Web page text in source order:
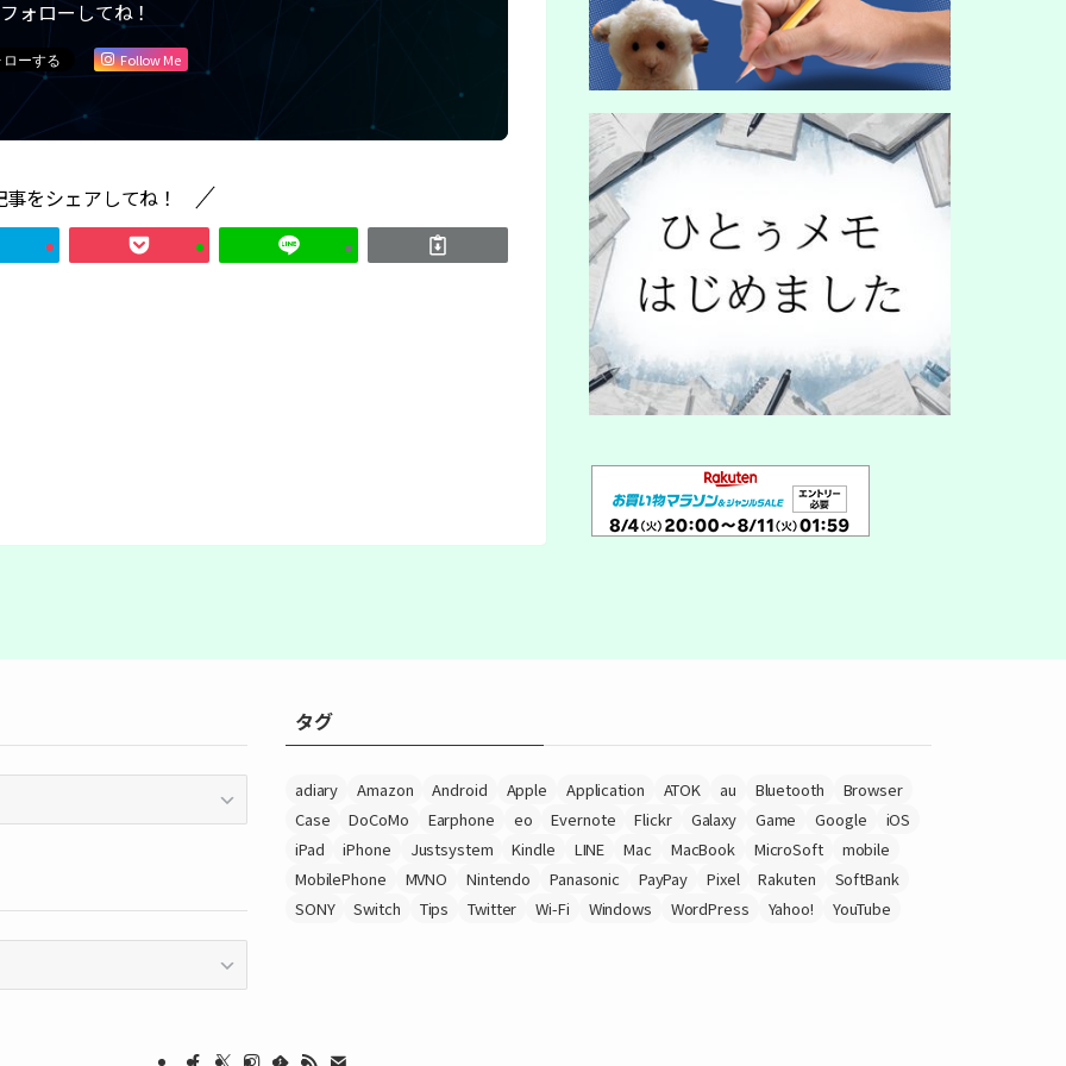
ォローしてね！
Follow Me
をシェアしてね！
タグ
adiary Amazon Android Apple Application ATOK au Bluetooth
Browser
Case
DoCoMo Earphone eo Evernote Flickr Galaxy Game Google
iOS
iPad
iPhone Justsystem Kindle LINE Mac MacBook MicroSoft
mobile
MobilePhone
MVNO Nintendo Panasonic PayPay Pixel Rakuten
SoftBank
SONY
Switch Tips Twitter Wi-Fi Windows WordPress Yahoo! YouTube